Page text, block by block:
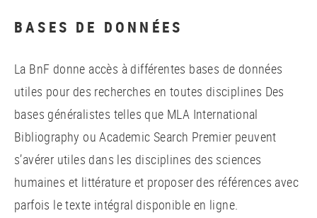
BASES DE DONNÉES
La BnF donne accès à différentes bases de données
utiles pour des recherches en toutes disciplines Des
bases généralistes telles que MLA International
Bibliography ou Academic Search Premier peuvent
s’avérer utiles dans les disciplines des sciences
humaines et littérature et proposer des références avec
parfois le texte intégral disponible en ligne.